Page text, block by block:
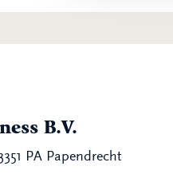
B.V.
PA Papendrecht